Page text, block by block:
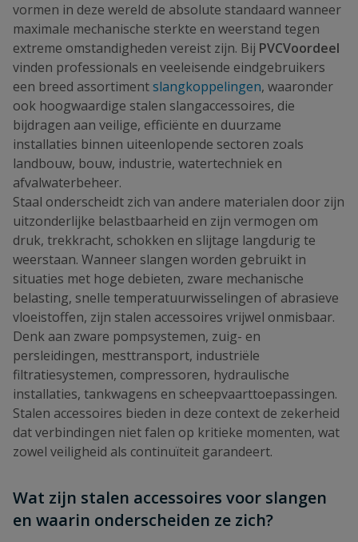
vormen in deze wereld de absolute standaard wanneer
maximale mechanische sterkte en weerstand tegen
extreme omstandigheden vereist zijn. Bij PVCVoordeel
vinden professionals en veeleisende eindgebruikers
een breed assortimentslangkoppelingen, waaronder
ook hoogwaardige stalen slangaccessoires, die
bijdragen aan veilige, efficiënte en duurzame
installaties binnen uiteenlopende sectoren zoals
landbouw, bouw, industrie, watertechniek en
afvalwaterbeheer.
Staal onderscheidt zich van andere materialen door zijn
uitzonderlijke belastbaarheid en zijn vermogen om
druk, trekkracht, schokken en slijtage langdurig te
weerstaan. Wanneer slangen worden gebruikt in
situaties met hoge debieten, zware mechanische
belasting, snelle temperatuurwisselingen of abrasieve
vloeistoffen, zijn stalen accessoires vrijwel onmisbaar.
Denk aan zware pompsystemen, zuig- en
persleidingen, mesttransport, industriële
filtratiesystemen, compressoren, hydraulische
installaties, tankwagens en scheepvaarttoepassingen.
Stalen accessoires bieden in deze context de zekerheid
dat verbindingen niet falen op kritieke momenten, wat
zowel veiligheid als continuïteit garandeert.
Wat zijn stalen accessoires voor slangen
en waarin onderscheiden ze zich?